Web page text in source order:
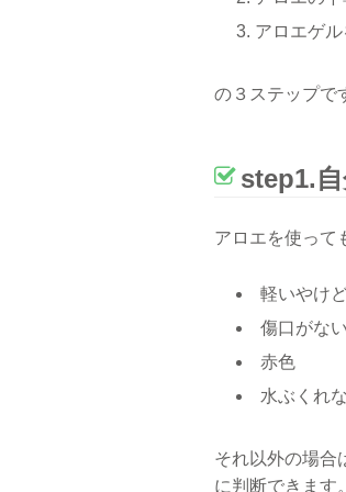
アロエゲル
の３ステップで
step1.
アロエを使って
軽いやけ
傷口がない
赤色
水ぶくれ
それ以外の場合
に判断できます